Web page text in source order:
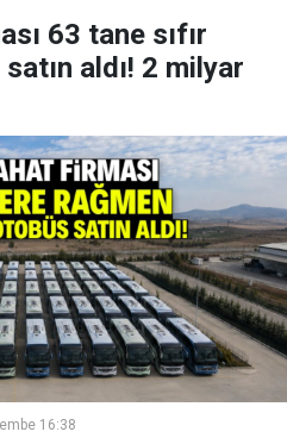
63 tane sıfır
aldı! 2 milyar
16:38